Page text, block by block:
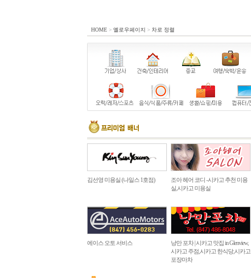
HOME > 옐로우페이지 > 차로 정렬
김선영 미용실 (나일스 1호점)
조아 헤어 코디 -시카고 추천 미용
실,시카고 미용실
에이스 오토 서비스
낭만 포차 | 시카고 맛집 in Glenview,
시카고 주점,시카고 한식당,시카고
포장마차